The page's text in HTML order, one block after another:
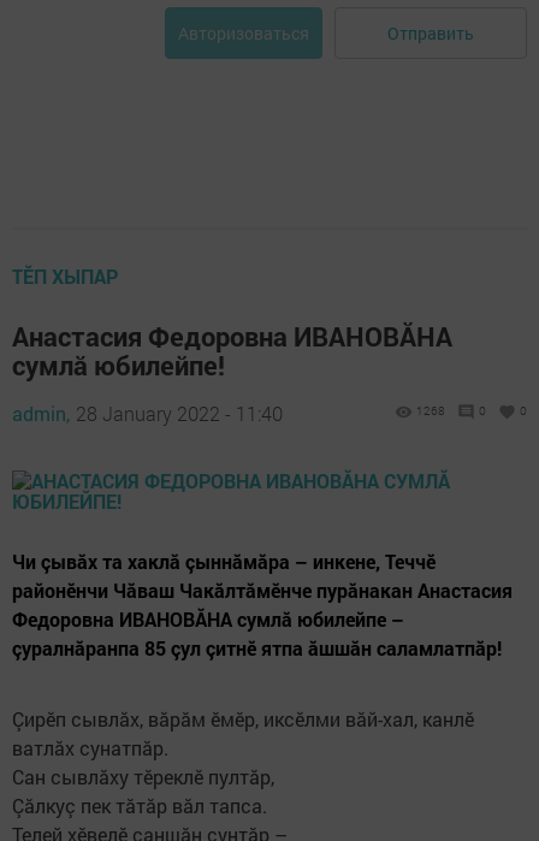
Авторизоваться Отправить
ТӖП ХЫПАР
Анастасия Федоровна ИВАНОВĂНА
сумлă юбилейпе!
admin, 28 January 2022 - 11:40 1268 0 0
Чи çывăх та хаклă çыннăмăра – инкене, Теччӗ
районӗнчи Чăваш Чакăлтăмӗнче пурăнакан Анастасия
Федоровна ИВАНОВĂНА сумлă юбилейпе –
çуралнăранпа 85 çул çитнӗ ятпа ăшшăн саламлатпăр!
Çирӗп сывлăх, вăрăм ӗмӗр, иксӗлми вăй-хал, канлӗ
ватлăх сунатпăр.
Сан сывлăху тӗреклӗ пултăр,
Çăлкуç пек тăтăр вăл тапса.
Телей хӗвелӗ саншăн çунтăр –